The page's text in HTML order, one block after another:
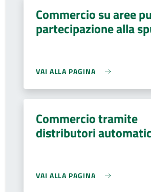
Commercio su aree
partecipazione alla
VAI ALLA PAGINA
Commercio tramite
distributori
VAI ALLA PAGINA